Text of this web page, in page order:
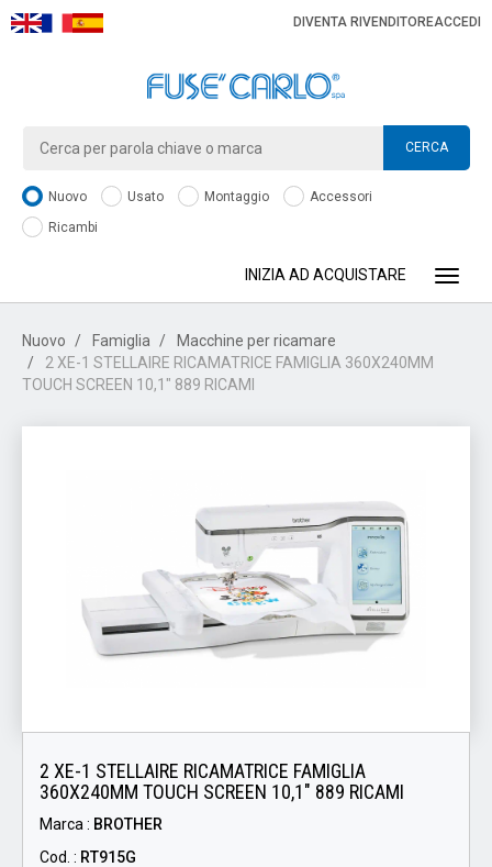
DIVENTA RIVENDITOREACCEDI
CERCA
Nuovo Usato Montaggio
Accessori
Ricambi
INIZIA AD ACQUISTARE
Nuovo Famiglia
Macchine per ricamare
2 XE-1 STELLAIRE RICAMATRICE FAMIGLIA 360X240MM
TOUCH SCREEN 10,1" 889 RICAMI
2 XE-1 STELLAIRE RICAMATRICE FAMIGLIA
360X240MM TOUCH SCREEN 10,1" 889 RICAMI
Marca : BROTHER
Cod. : RT915G